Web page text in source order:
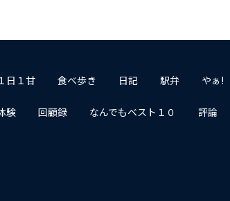
１日１甘 食べ歩き 日記 駅弁 やぁ!
験 回顧録 なんでもベスト１０ 評論